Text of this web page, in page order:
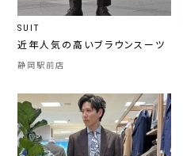
SUIT
近年人気の高いブラウンスーツ
静岡駅前店